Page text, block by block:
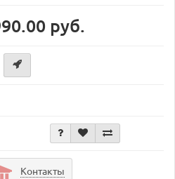
руб.
Контакты